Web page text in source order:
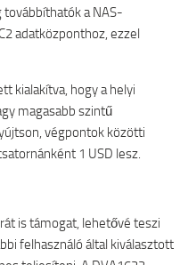
a NAS-
adatközponthoz, ezzel
kialakítva, hogy a helyi
magasabb szintű
végpontok közötti
1 USD lesz.
is támogat, lehetővé teszi
felhasználó által kiválasztott